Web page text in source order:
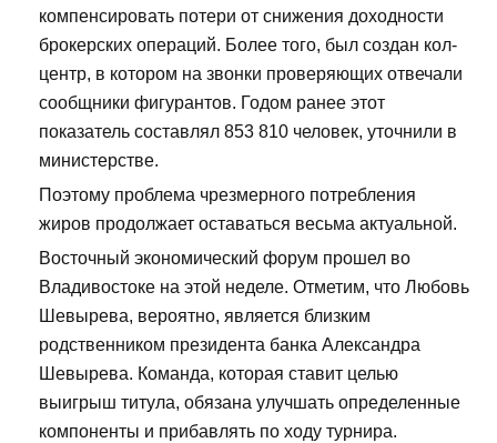
компенсировать потери от снижения доходности
брокерских операций. Более того, был создан кол-
центр, в котором на звонки проверяющих отвечали
сообщники фигурантов. Годом ранее этот
показатель составлял 853 810 человек, уточнили в
министерстве.
Поэтому проблема чрезмерного потребления
жиров продолжает оставаться весьма актуальной.
Восточный экономический форум прошел во
Владивостоке на этой неделе. Отметим, что Любовь
Шевырева, вероятно, является близким
родственником президента банка Александра
Шевырева. Команда, которая ставит целью
выигрыш титула, обязана улучшать определенные
компоненты и прибавлять по ходу турнира.